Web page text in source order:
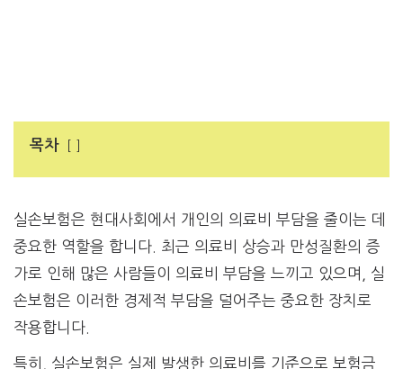
목차
실손보험은 현대사회에서 개인의 의료비 부담을 줄이는 데
중요한 역할을 합니다. 최근 의료비 상승과 만성질환의 증
가로 인해 많은 사람들이 의료비 부담을 느끼고 있으며, 실
손보험은 이러한 경제적 부담을 덜어주는 중요한 장치로
작용합니다.
특히, 실손보험은 실제 발생한 의료비를 기준으로 보험금